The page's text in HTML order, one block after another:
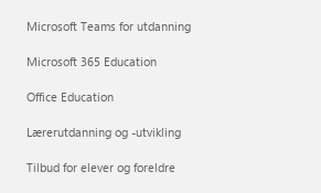
Microsoft Teams for utdanning
Microsoft 365 Education
Office Education
Lærerutdanning og -utvikling
Tilbud for elever og foreldre